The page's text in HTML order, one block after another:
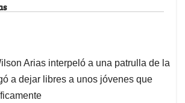
Arias interpeló a una patrulla de la
a dejar libres a unos jóvenes que